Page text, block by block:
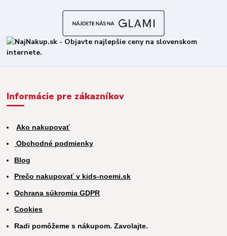
Informácie pre zákazníkov
Ako nakupovať
Obchodné podmienky
Blog
Prečo nakupovať v kids-noemi.sk
Ochrana súkromia GDPR
Cookies
Radi pomôžeme s nákupom. Zavolajte.